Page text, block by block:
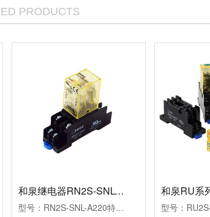
PRODUCTS
和泉继电器RN2S-SNL-A220
型号：RN2S-SNL-A220特点：适合替换RM2/RY4型继电器
和泉RU系